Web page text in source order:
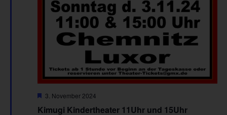
Kimugi Kindertheater 11Uhr und 15Uhr
Hervorgehoben
3. November 2024